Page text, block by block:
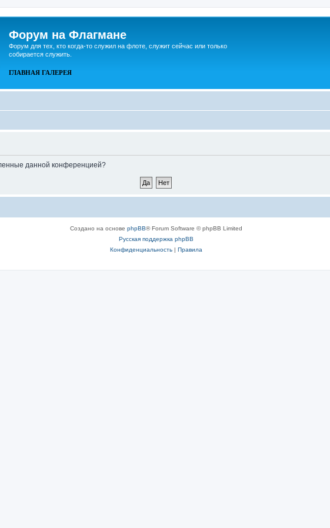
Форум на Флагмане
Форум для тех, кто когда-то служил на флоте, служит сейчас или только
собирается служить.
ГЛАВНАЯ ГАЛЕРЕЯ
данной конференцией?
Создано на основе phpBB® Forum Software © phpBB Limited
Русская поддержка phpBB
Конфиденциальность| Правила